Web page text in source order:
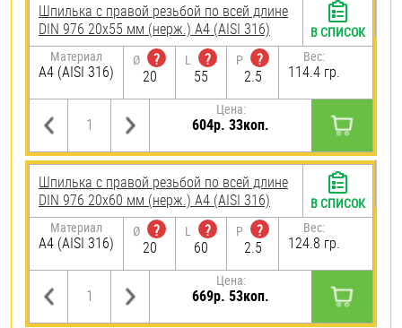
Шпилька с правой резьбой по всей длине
DIN 976 20х55 мм (нерж.) A4 (AISI 316)
Материал
A4 (AISI 316)
Ø
?
20
L
?
55
P
?
2.5
Вес:
114.4 гр.
Цена:
604р. 33коп.
В СПИСОК
Шпилька с правой резьбой по всей длине
DIN 976 20х60 мм (нерж.) A4 (AISI 316)
Материал
A4 (AISI 316)
Ø
?
20
L
?
60
P
?
2.5
Вес:
124.8 гр.
Цена:
669р. 53коп.
В СПИСОК